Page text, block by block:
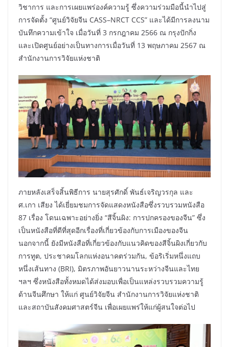
วิชาการ และการเผยแพร่องค์ความรู้ ซึ่งความร่วมมือนี้นำไปสู่
การจัดตั้ง “ศูนย์วิจัยจีน CASS–NRCT CCS” และได้มีการลงนาม
บันทึกความเข้าใจ เมื่อวันที่ 3 กรกฎาคม 2566 ณ กรุงปักกิ่ง
และเปิดศูนย์อย่างเป็นทางการเมื่อวันที่ 13 พฤษภาคม 2567 ณ
สำนักงานการวิจัยแห่งชาติ
ภายหลังเสร็จสิ้นพิธีการ นายสุรศักดิ์ พันธ์เจริญวรกุล และ
ศ.เกา เสียง ได้เยี่ยมชมการจัดแสดงหนังสือซึ่งรวบรวมหนังสือ
87 เรื่อง โดนเฉพาะอย่างยิ่ง “สีจิ้นผิง: การปกครองของจีน” ซึ่ง
เป็นหนังสือที่ดีที่สุดอีกเรื่องที่เกี่ยวข้องกับการเมืองของจีน
นอกจากนี้ ยังมีหนังสือที่เกี่ยวข้องกับแนวคิดของสีจิ้นผิงเกี่ยวกับ
การทูต, ประชาคมโลกแห่งอนาคตร่วมกัน, ข้อริเริ่มหนึ่งแถบ
หนึ่งเส้นทาง (BRI), มิตรภาพอันยาวนานระหว่างจีนและไทย
ฯลฯ ซึ่งหนังสือทั้งหมดได้ส่งมอบเพื่อเป็นแหล่งรวบรวมความรู้
ด้านจีนศึกษา ให้แก่ ศูนย์วิจัยจีน สำนักงานการวิจัยแห่งชาติ
และสถาบันสังคมศาสตร์จีน เพื่อเผยแพร่ให้แก่ผู้สนใจต่อไป